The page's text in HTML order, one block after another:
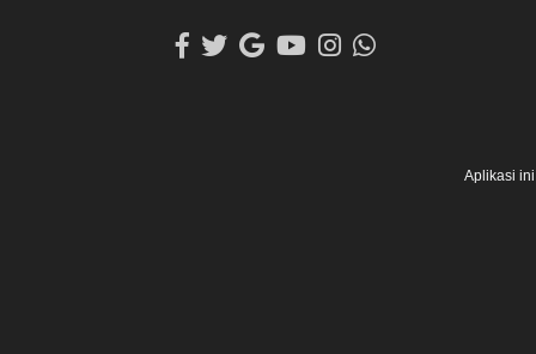
Aplikasi